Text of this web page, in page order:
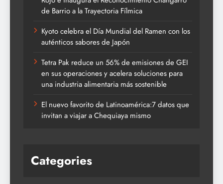
de Barrio a la Trayectoria Fílmica
Kyoto celebra el Día Mundial del Ramen con los
auténticos sabores de Japón
Tetra Pak reduce un 56% de emisiones de GEI
en sus operaciones y acelera soluciones para
una industria alimentaria más sostenible
El nuevo favorito de Latinoamérica:7 datos que
invitan a viajar a Chequiaya mismo
Categories